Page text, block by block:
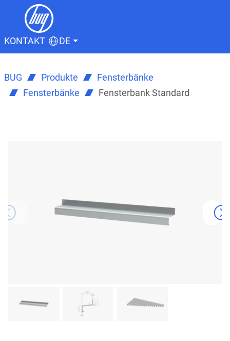
KONTAKT DE
BUG Produkte
Fensterbänke
Fensterbänke
Fensterbank Standard